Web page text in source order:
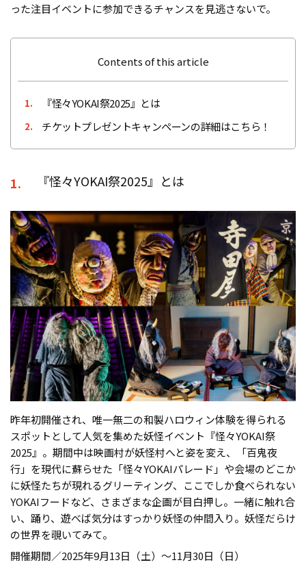
った注目イベントに参加できるチャンスを見逃さないで。
Contents of this article
1. 『怪々YOKAI祭2025』とは
2. チケットプレゼントキャンペーンの詳細はこちら！
1. 『怪々YOKAI祭2025』とは
昨年初開催され、唯一無二の和製ハロウィン体験を得られる
スポットとして人気を集めた妖怪イベント『怪々YOKAI祭
2025』。期間中は映画村が妖怪村へと姿を変え、「百鬼夜
行」を現代に蘇らせた「怪々YOKAIパレード」や会場のどこか
に妖怪たちが現れるグリーティング、ここでしか食べられない
YOKAIフードなど、さまざまな企画が目白押し。一緒に触れ合
い、踊り、遊べば気分はすっかり妖怪の仲間入り。妖怪だらけ
の世界を覗いてみて。
開催期間／2025年9月13日（土）〜11月30日（日）